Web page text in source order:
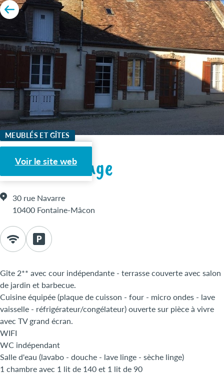
MEUBLÉS ET GÎTES
Voir le site web
Gîte Le Village
30 rue Navarre
10400 Fontaine-Mâcon
Gîte 2** avec cour indépendante - terrasse couverte avec salon
de jardin et barbecue.
Cuisine équipée (plaque de cuisson - four - micro ondes - lave
vaisselle - réfrigérateur/congélateur) ouverte sur pièce à vivre
avec TV grand écran.
WIFI
WC indépendant
Salle d'eau (lavabo - douche - lave linge - sèche linge)
1 chambre avec 1 lit de 140 et 1 lit de 90